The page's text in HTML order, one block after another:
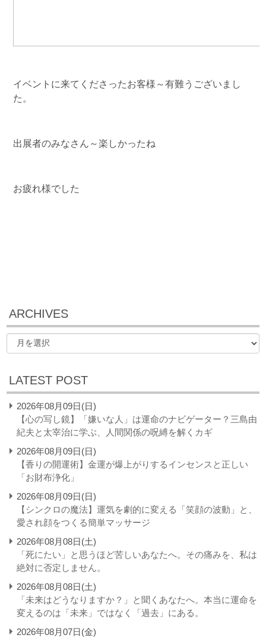
イベントに来てくださったお客様～有難うございまし
た。
出展者のみなさん～楽しかったね
お疲れ様でした
ARCHIVES
LATEST POST
2026年08月09日(日)
【心の写し鏡】「嫌いな人」は運命のナビゲーター？三島由
紀夫と太宰治に学ぶ、人間関係の呪縛を解くカギ
2026年08月09日(日)
【香りの開運術】金運が爆上がりするインセンスと正しい
「お財布浄化」
2026年08月09日(日)
【シンクロの魔法】運気を劇的に変える「笑顔の波動」と、
愛され顔をつくる簡単マッサージ
2026年08月08日(土)
「死にたい」と思うほど苦しいあなたへ。その痛みを、私は
絶対に否定しません。
2026年08月08日(土)
「未来はどうなりますか？」と聞くあなたへ。本当に運命を
変えるのは「未来」ではなく「過去」にある。
2026年08月07日(金)